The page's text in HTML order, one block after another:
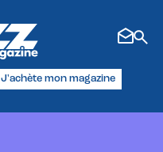
J'achète mon magazine